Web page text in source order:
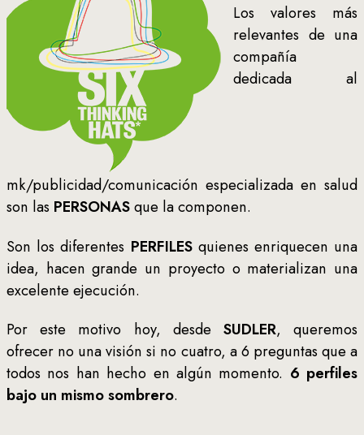
Los valores más
relevantes de una
compañía
dedicada al
mk/publicidad/comunicación especializada en salud
son las PERSONASque la componen.
Son los diferentes PERFILESquienes enriquecen una
idea, hacen grande un proyecto o materializan una
excelente ejecución.
Por este motivo hoy, desde SUDLER, queremos
ofrecer no una visión si no cuatro, a 6 preguntas que a
todos nos han hecho en algún momento. 6 perfiles
bajo un mismo sombrero.